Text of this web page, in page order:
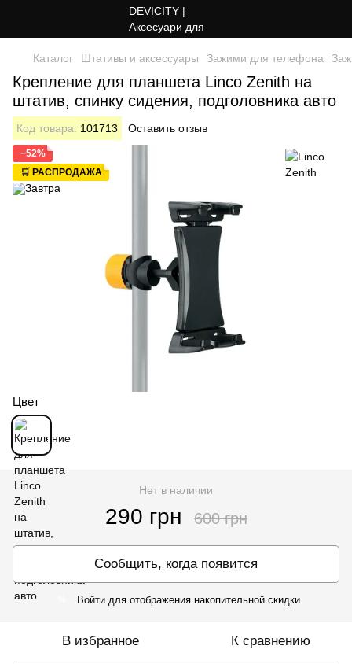
Каталог Штативы и аксессуары Зажими для телефона
Крепление для планшета Linco Zenith на
штатив, спинку сидения, подголовника авто
Код товара: 101713 Оставить отзыв
−52%
🛒 РАСПРОДАЖА
Цвет
Нет в наличии
290 грн 600 грн
Сообщить, когда появится
Войти для отображения накопительной скидки
В избранное К сравнению